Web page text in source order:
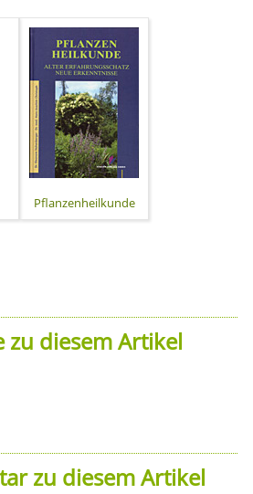
Pflanzenheilkunde
zu diesem Artikel
zu diesem Artikel